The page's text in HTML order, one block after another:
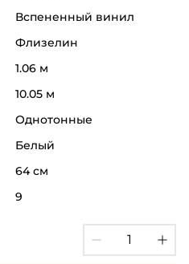
Вспененный винил
Флизелин
1.06 м
10.05 м
Однотонные
Белый
64 см
9